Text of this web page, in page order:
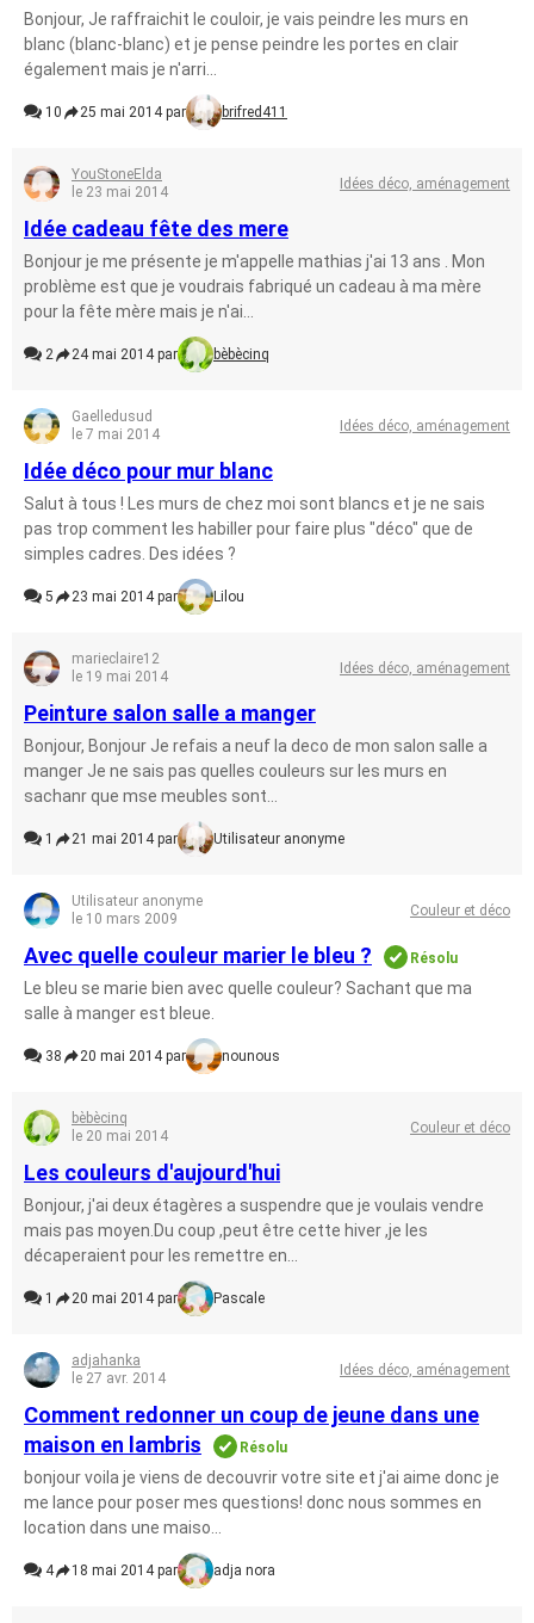
Bonjour, Je raffraichit le couloir, je vais peindre les murs en
blanc (blanc-blanc) et je pense peindre les portes en clair
également mais je n'arri...
10 25 mai 2014 par brifred411
YouStoneElda
le 23 mai 2014
Idées déco, aménagement
Idée cadeau fête des mere
Bonjour je me présente je m'appelle mathias j'ai 13 ans . Mon
problème est que je voudrais fabriqué un cadeau à ma mère
pour la fête mère mais je n'ai...
2 24 mai 2014 par bèbècinq
Gaelledusud
le 7 mai 2014
Idées déco, aménagement
Idée déco pour mur blanc
Salut à tous ! Les murs de chez moi sont blancs et je ne sais
pas trop comment les habiller pour faire plus "déco" que de
simples cadres. Des idées ?
5 23 mai 2014 par Lilou
marieclaire12
le 19 mai 2014
Idées déco, aménagement
Peinture salon salle a manger
Bonjour, Bonjour Je refais a neuf la deco de mon salon salle a
manger Je ne sais pas quelles couleurs sur les murs en
sachanr que mse meubles sont...
1 21 mai 2014 par Utilisateur anonyme
Utilisateur anonyme
le 10 mars 2009
Couleur et déco
Avec quelle couleur marier le bleu ? Résolu
Le bleu se marie bien avec quelle couleur? Sachant que ma
salle à manger est bleue.
38 20 mai 2014 par nounous
bèbècinq
le 20 mai 2014
Couleur et déco
Les couleurs d'aujourd'hui
Bonjour, j'ai deux étagères a suspendre que je voulais vendre
mais pas moyen.Du coup ,peut être cette hiver ,je les
décaperaient pour les remettre en...
1 20 mai 2014 par Pascale
adjahanka
le 27 avr. 2014
Idées déco, aménagement
Comment redonner un coup de jeune dans une
maison en lambris
Résolu
bonjour voila je viens de decouvrir votre site et j'ai aime donc je
me lance pour poser mes questions! donc nous sommes en
location dans une maiso...
4 18 mai 2014 par adja nora